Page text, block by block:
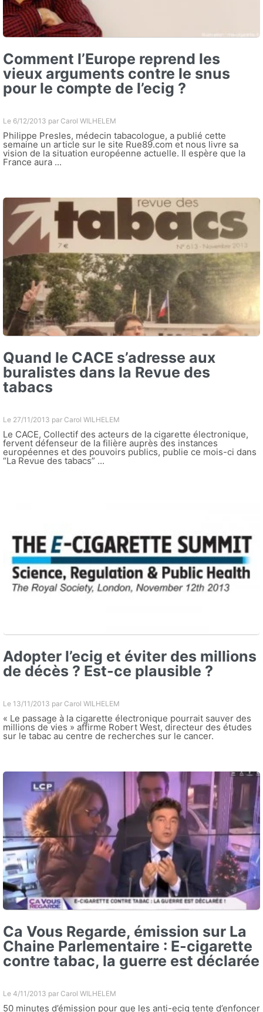
Comment l’Europe reprend les
vieux arguments contre le snus
pour le compte de l’ecig ?
Le 6/12/2013 par Carol WILHELEM
Philippe Presles, médecin tabacologue, a publié cette
semaine un article sur le site Rue89.com et nous livre sa
vision de la situation européenne actuelle. Il espère que la
France aura ...
Quand le CACE s’adresse aux
buralistes dans la Revue des
tabacs
Le 27/11/2013 par Carol WILHELEM
Le CACE, Collectif des acteurs de la cigarette électronique,
fervent défenseur de la filière auprès des instances
européennes et des pouvoirs publics, publie ce mois-ci dans
“La Revue des tabacs” ...
Adopter l’ecig et éviter des millions
de décès ? Est-ce plausible ?
Le 13/11/2013 par Carol WILHELEM
« Le passage à la cigarette électronique pourrait sauver des
millions de vies » affirme Robert West, directeur des études
sur le tabac au centre de recherches sur le cancer.
Ca Vous Regarde, émission sur La
Chaine Parlementaire : E-cigarette
contre tabac, la guerre est déclarée
Le 4/11/2013 par Carol WILHELEM
50 minutes d’émission pour que les anti-ecig tente d’enfoncer